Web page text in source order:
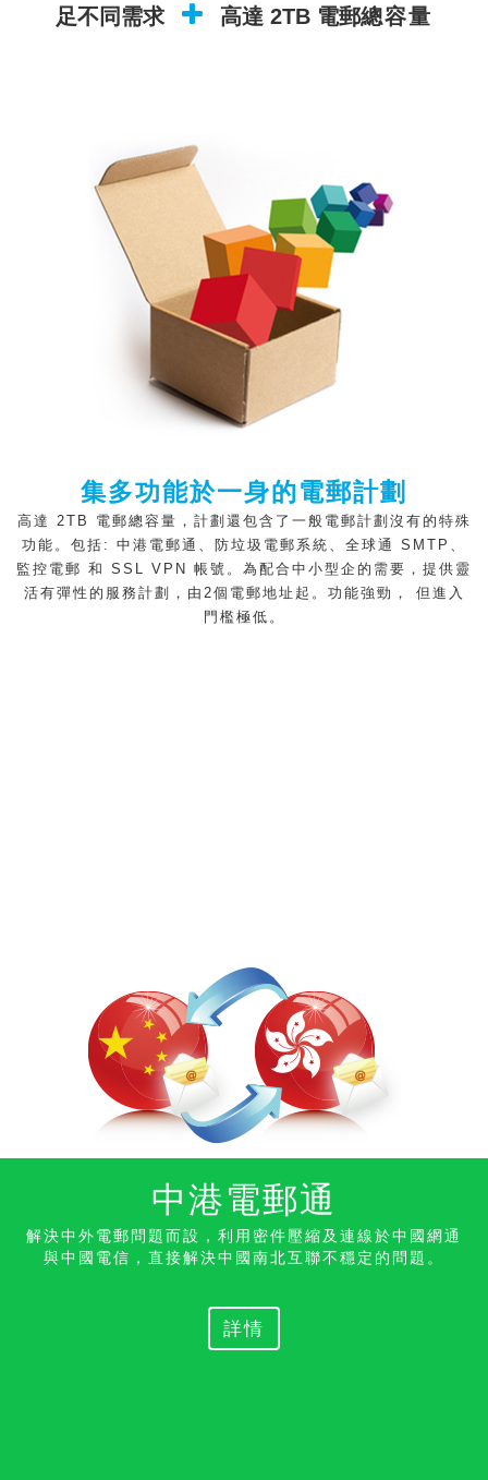
足不同需求
高達 2TB 電郵總容量
集多功能於一身的電郵計劃
高達 2TB 電郵總容量，計劃還包含了一般電郵計劃沒有的特殊
功能。包括: 中港電郵通、防垃圾電郵系統、全球通 SMTP、
監控電郵 和 SSL VPN 帳號。為配合中小型企的需要，提供靈
活有彈性的服務計劃，由2個電郵地址起。功能強勁， 但進入
門檻極低。
中港電郵通
解決中外電郵問題而設，利用密件壓縮及連線於中國網通
與中國電信，直接解決中國南北互聯不穩定的 問題。
詳情